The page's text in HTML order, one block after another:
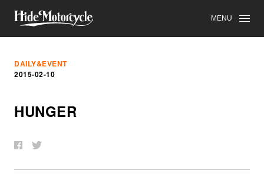
MENU
DAILY&EVENT
2015-02-10
HUNGER